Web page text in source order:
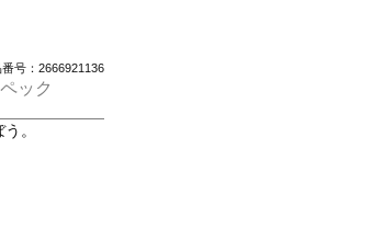
号：2666921136
ック
。